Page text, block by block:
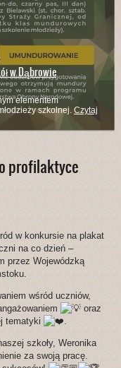
w Dąbrowie
elementem
szkolnej. Czytaj
profilaktyce
w konkursie na plakat
na co dzień –
przez Wojewódzką
wśród uczniów,
oraz
tematyki
.
szkoły, Weronika
za swoją pracę.